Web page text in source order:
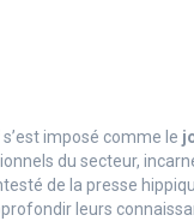
s’est imposé comme le
du secteur,
de la presse
leurs